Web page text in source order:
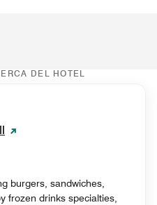
DEL HOTEL
burgers, sandwiches,
frozen drinks specialties,